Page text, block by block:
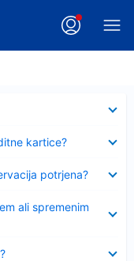
kartice?
potrjena?
ali spremenim